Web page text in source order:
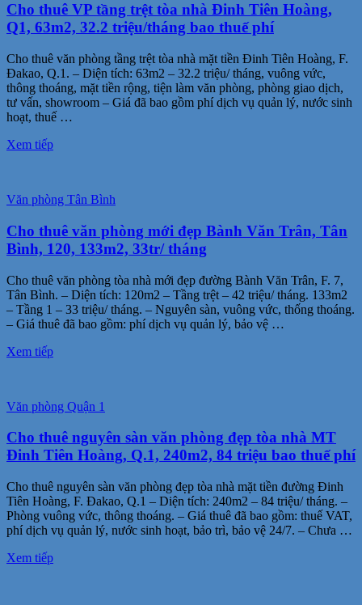
Cho thuê VP tầng trệt tòa nhà Đinh Tiên Hoàng,
Q1, 63m2, 32.2 triệu/tháng bao thuế phí
Cho thuê văn phòng tầng trệt tòa nhà mặt tiền Đinh Tiên Hoàng, F.
Đakao, Q.1. – Diện tích: 63m2 – 32.2 triệu/ tháng, vuông vức,
thông thoáng, mặt tiền rộng, tiện làm văn phòng, phòng giao dịch,
tư vấn, showroom – Giá đã bao gồm phí dịch vụ quản lý, nước sinh
hoạt, thuế …
Xem tiếp
Văn phòng Tân Bình
Cho thuê văn phòng mới đẹp Bành Văn Trân, Tân
Bình, 120, 133m2, 33tr/ tháng
Cho thuê văn phòng tòa nhà mới đẹp đường Bành Văn Trân, F. 7,
Tân Bình. – Diện tích: 120m2 – Tầng trệt – 42 triệu/ tháng. 133m2
– Tầng 1 – 33 triệu/ tháng. – Nguyên sàn, vuông vức, thống thoáng.
– Giá thuê đã bao gồm: phí dịch vụ quản lý, bảo vệ …
Xem tiếp
Văn phòng Quận 1
Cho thuê nguyên sàn văn phòng đẹp tòa nhà MT
Đinh Tiên Hoàng, Q.1, 240m2, 84 triệu bao thuế phí
Cho thuê nguyên sàn văn phòng đẹp tòa nhà mặt tiền đường Đinh
Tiên Hoàng, F. Đakao, Q.1 – Diện tích: 240m2 – 84 triệu/ tháng. –
Phòng vuông vức, thông thoáng. – Giá thuê đã bao gồm: thuế VAT,
phí dịch vụ quản lý, nước sinh hoạt, bảo trì, bảo vệ 24/7. – Chưa …
Xem tiếp